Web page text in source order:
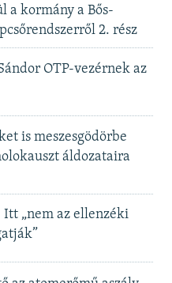
a kormány a Bős-
2. rész
OTP-vezérnek az
is meszesgödörbe
áldozataira
Itt „nem az ellenzéki